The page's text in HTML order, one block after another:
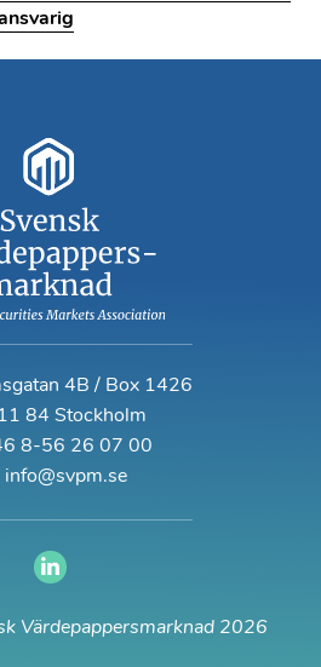
4B / Box 1426
84 Stockholm
8-56 26 07 00
info@svpm.se
Värdepappersmarknad 2026